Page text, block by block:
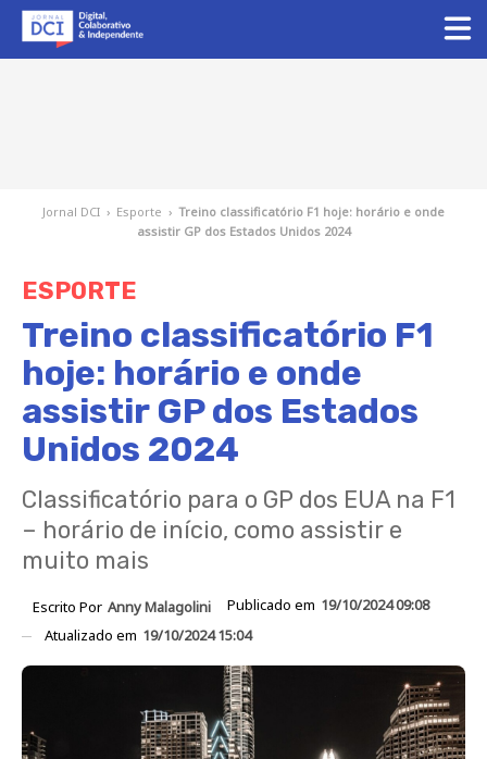
Jornal DCI › Esporte › Treino classificatório F1 hoje: horário e onde
assistir GP dos Estados Unidos 2024
ESPORTE
Treino classificatório F1
hoje: horário e onde
assistir GP dos Estados
Unidos 2024
Classificatório para o GP dos EUA na F1
– horário de início, como assistir e
muito mais
Escrito Por Anny Malagolini Publicado em 19/10/2024 09:08
Atualizado em 19/10/2024 15:04